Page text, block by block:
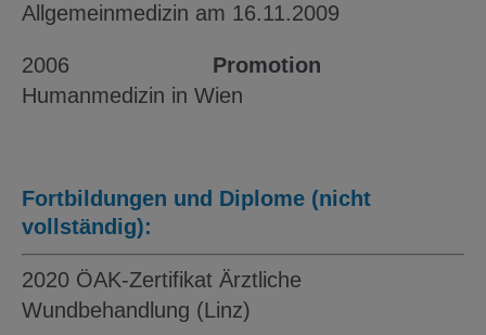
Allgemeinmedizin am 16.11.2009
2006 Promotion
Humanmedizin in Wien
Fortbildungen und Diplome (nicht
vollständig):
2020 ÖAK-Zertifikat Ärztliche
Wundbehandlung (Linz)